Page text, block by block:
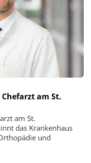
am St.
am St.
das Krankenhaus
und